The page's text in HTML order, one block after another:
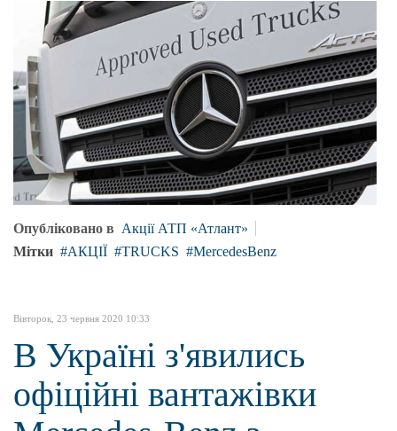
Опубліковано в Акції АТП «Атлант»
Мітки
АКЦІЇ TRUCKS MercedesBenz
Вівторок, 23 червня 2020 10:33
В Україні з'явились
офіційні вантажівки